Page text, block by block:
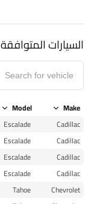
السيارات المتوافقة
Make
Model
Cadillac
Escalade
Cadillac
Escalade
Cadillac
Escalade
Cadillac
Escalade
Chevrolet
Tahoe